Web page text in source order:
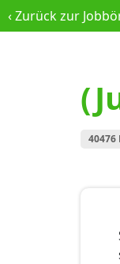
‹Zurück zur
40476